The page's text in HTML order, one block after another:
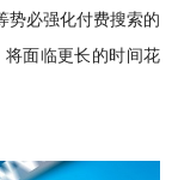
势必强化付费搜索的
将面临更长的时间花